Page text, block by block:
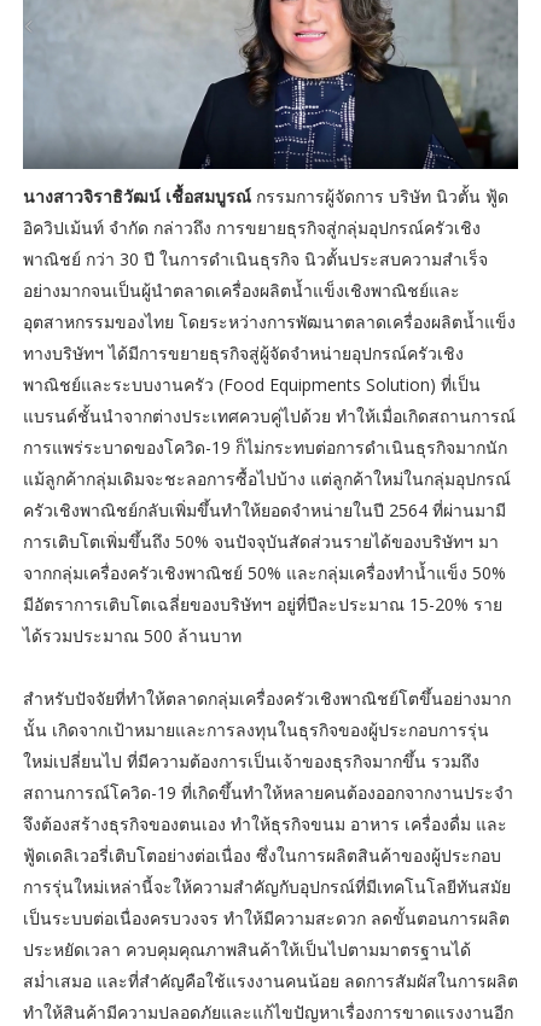
นางสาวจิราธิวัฒน์ เชื้อสมบูรณ์กรรมการผู้จัดการ บริษัท นิวตั้น ฟู้ด
อิควิปเม้นท์ จำกัด กล่าวถึง การขยายธุรกิจสู่กลุ่มอุปกรณ์ครัวเชิง
พาณิชย์ กว่า 30 ปี ในการดำเนินธุรกิจ นิวตั้นประสบความสำเร็จ
อย่างมากจนเป็นผู้นำตลาดเครื่องผลิตน้ำแข็งเชิงพาณิชย์และ
อุตสาหกรรมของไทย โดยระหว่างการพัฒนาตลาดเครื่องผลิตน้ำแข็ง
ทางบริษัทฯ ได้มีการขยายธุรกิจสู่ผู้จัดจำหน่ายอุปกรณ์ครัวเชิง
พาณิชย์และระบบงานครัว (Food Equipments Solution) ที่เป็น
แบรนด์ชั้นนำจากต่างประเทศควบคู่ไปด้วย ทำให้เมื่อเกิดสถานการณ์
การแพร่ระบาดของโควิด-19 ก็ไม่กระทบต่อการดำเนินธุรกิจมากนัก
แม้ลูกค้ากลุ่มเดิมจะชะลอการซื้อไปบ้าง แต่ลูกค้าใหม่ในกลุ่มอุปกรณ์
ครัวเชิงพาณิชย์กลับเพิ่มขึ้นทำให้ยอดจำหน่ายในปี 2564 ที่ผ่านมามี
การเติบโตเพิ่มขึ้นถึง 50% จนปัจจุบันสัดส่วนรายได้ของบริษัทฯ มา
จากกลุ่มเครื่องครัวเชิงพาณิชย์ 50% และกลุ่มเครื่องทำน้ำแข็ง 50%
มีอัตราการเติบโตเฉลี่ยของบริษัทฯ อยู่ที่ปีละประมาณ 15-20% ราย
ได้รวมประมาณ 500 ล้านบาท
สำหรับปัจจัยที่ทำให้ตลาดกลุ่มเครื่องครัวเชิงพาณิชย์โตขึ้นอย่างมาก
นั้น เกิดจากเป้าหมายและการลงทุนในธุรกิจของผู้ประกอบการรุ่น
ใหม่เปลี่ยนไป ที่มีความต้องการเป็นเจ้าของธุรกิจมากขึ้น รวมถึง
สถานการณ์โควิด-19 ที่เกิดขึ้นทำให้หลายคนต้องออกจากงานประจำ
จึงต้องสร้างธุรกิจของตนเอง ทำให้ธุรกิจขนม อาหาร เครื่องดื่ม และ
ฟู้ดเดลิเวอรี่เติบโตอย่างต่อเนื่อง ซึ่งในการผลิตสินค้าของผู้ประกอบ
การรุ่นใหม่เหล่านี้จะให้ความสำคัญกับอุปกรณ์ที่มีเทคโนโลยีทันสมัย
เป็นระบบต่อเนื่องครบวงจร ทำให้มีความสะดวก ลดขั้นตอนการผลิต
ประหยัดเวลา ควบคุมคุณภาพสินค้าให้เป็นไปตามมาตรฐานได้
สม่ำเสมอ และที่สำคัญคือใช้แรงงานคนน้อย ลดการสัมผัสในการผลิต
ทำให้สินค้ามีความปลอดภัยและแก้ไขปัญหาเรื่องการขาดแรงงานอีก